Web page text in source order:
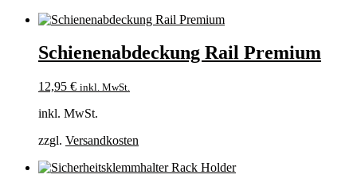
Schienenabdeckung Rail Premium
12,95 € inkl. MwSt.
inkl. MwSt.
zzgl. Versandkosten